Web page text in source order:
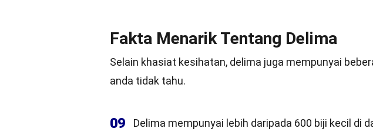
Fakta Menarik Tentang Delima
Selain khasiat kesihatan, delima juga mempunyai
anda tidak tahu.
09
Delima mempunyai lebih daripada 600 biji kecil di